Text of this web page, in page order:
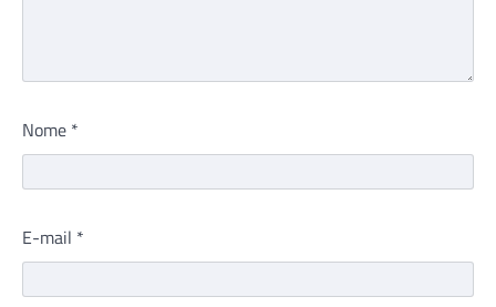
Nome *
E-mail *